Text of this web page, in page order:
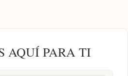
AQUÍ PARA TI